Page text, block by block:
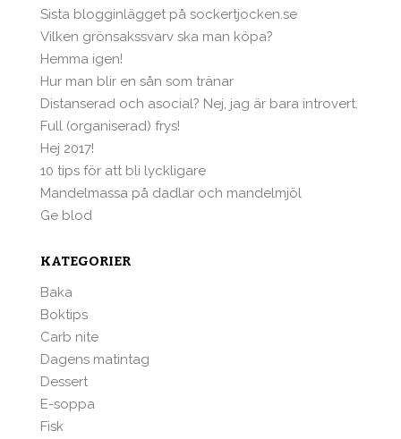
Sista blogginlägget på sockertjocken.se
Vilken grönsakssvarv ska man köpa?
Hemma igen!
Hur man blir en sån som tränar
Distanserad och asocial? Nej, jag är bara introvert.
Full (organiserad) frys!
Hej 2017!
10 tips för att bli lyckligare
Mandelmassa på dadlar och mandelmjöl
Ge blod
KATEGORIER
Baka
Boktips
Carb nite
Dagens matintag
Dessert
E-soppa
Fisk